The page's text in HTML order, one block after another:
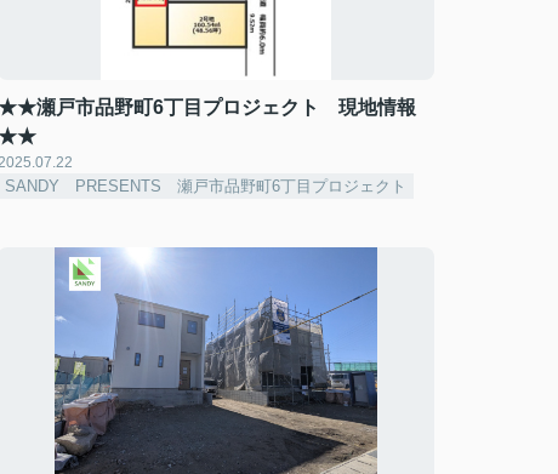
瀬戸市品野町6丁目プロジェクト 現地情報
SANDY PRESENTS 瀬戸市品野町6丁目プロジェクト